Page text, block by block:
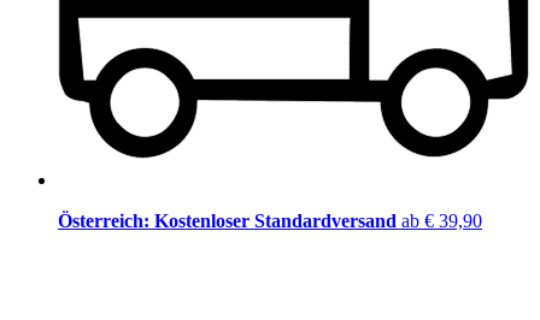
Österreich: Kostenloser Standardversand ab € 39,90